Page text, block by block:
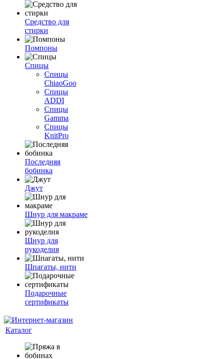
Средство для
стирки
Помпоны
Спицы
Спицы
ChiaoGoo
Спицы
ADDI
Спицы
Gamma
Спицы
KnitPro
Последняя
бобинка
Джут
Шнур для макраме
Шнур для
рукоделия
Шпагаты, нити
Подарочные
сертификаты
Каталог